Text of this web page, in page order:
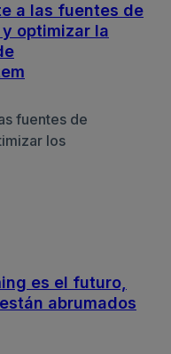
a las fuentes de
optimizar la
fuentes de
los
es el futuro,
abrumados